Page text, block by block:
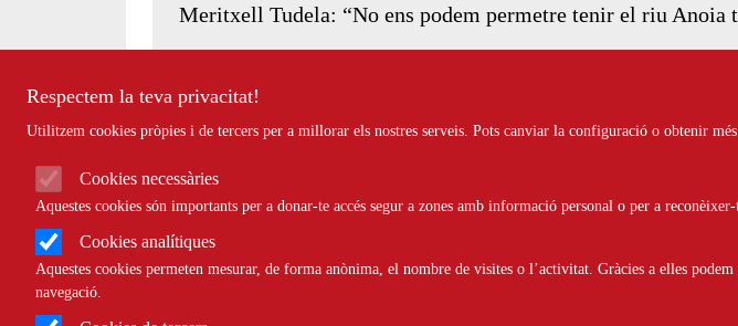
Respectem la teva privacitat!
Utilitzem cookies pròpies i de tercers per a millorar els nostres serveis. Pots canviar la configuració o obtenir
Cookies necessàries
Aquestes cookies són importants per a donar-te accés segur a zones amb informació personal o per a
Cookies analítiques
Aquestes cookies permeten mesurar, de forma anònima, el nombre de visites o l’activitat. Gràcies a elles
navegació.
Meritxell Tudela: “No ens podem permetre tenir el riu Anoia